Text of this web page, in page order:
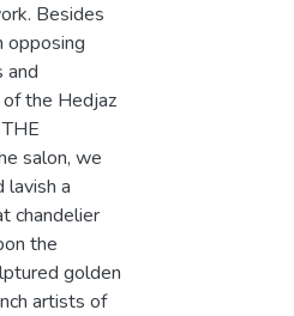
Besides
opposing
and
the Hedjaz
salon, we
lavish a
chandelier
the
golden
artists of